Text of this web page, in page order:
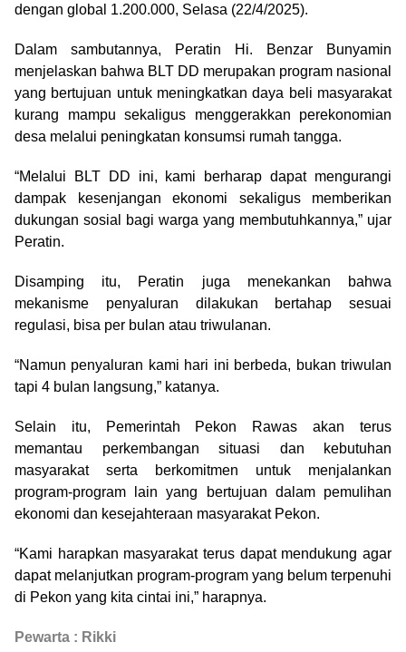
dengan global 1.200.000, Selasa (22/4/2025).
Dalam sambutannya, Peratin Hi. Benzar Bunyamin
menjelaskan bahwa BLT DD merupakan program nasional
yang bertujuan untuk meningkatkan daya beli masyarakat
kurang mampu sekaligus menggerakkan perekonomian
desa melalui peningkatan konsumsi rumah tangga.
“Melalui BLT DD ini, kami berharap dapat mengurangi
dampak kesenjangan ekonomi sekaligus memberikan
dukungan sosial bagi warga yang membutuhkannya,” ujar
Peratin.
Disamping itu, Peratin juga menekankan bahwa
mekanisme penyaluran dilakukan bertahap sesuai
regulasi, bisa per bulan atau triwulanan.
“Namun penyaluran kami hari ini berbeda, bukan triwulan
tapi 4 bulan langsung,” katanya.
Selain itu, Pemerintah Pekon Rawas akan terus
memantau perkembangan situasi dan kebutuhan
masyarakat serta berkomitmen untuk menjalankan
program-program lain yang bertujuan dalam pemulihan
ekonomi dan kesejahteraan masyarakat Pekon.
“Kami harapkan masyarakat terus dapat mendukung agar
dapat melanjutkan program-program yang belum terpenuhi
di Pekon yang kita cintai ini,” harapnya.
Pewarta : Rikki